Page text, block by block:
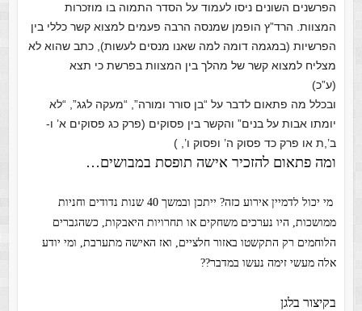
הפרשנים השונים ניסו לעמוד על הסדר התמוה בו מוזכרות
המצוות. הרד”ץ הופמן שמנסה הרבה פעמים למצוא קשר כללי בין
הפרשיות (במגמה דומה למה שאנו מנסים לעשות), כתב שהוא לא
מצליח למצוא קשר של מהלך בין המצוות בפרשת כי תצא
(ע”כ)
ובכלל מה פתאום לדבר על “בן סורר ומורה”, “מעקה לגג”, “לא
יומתו אבות על בנים” והקשר בין פסוקים (פרק כג פסוקים א’ ו-
ב’,ת או פרק כד פסוק ה’ ופסוק ו’, )
ומה פתאום להזכיר אישה תופסת במבושים…
מי יכול לדמיין אירוע כזה? ייתכן ובמשך 40 שנות נדודים וחניות
ממושכות, היו נערכים משחקים או תחרויות היאבקות, כשהגברים
הלוחמים רק התקשטו באזור חלציים, ואז האישה מתערבת, ומי יודע
אלה מעשי זימה נעשו במדבר??
בקיצור בלגן